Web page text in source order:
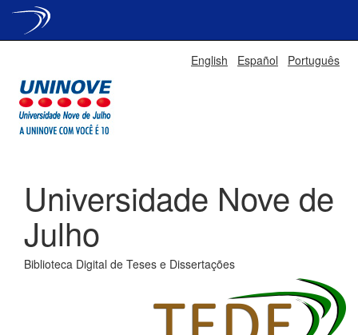
English Español Português
Universidade Nove de
Julho
Biblioteca Digital de Teses e Dissertações